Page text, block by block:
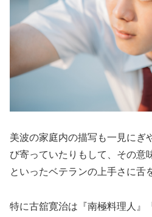
美波の家庭内の描写も一見にぎ
び寄っていたりもして、その意
といったベテランの上手さに舌
特に古舘寛治は『南極料理人』